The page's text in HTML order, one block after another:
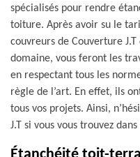
spécialisés pour rendre
toiture. Après avoir su le
couvreurs de Couverture
domaine, vous feront les
en respectant tous les
règle de l’art. En effet, ils
tous vos projets. Ainsi,
J.T si vous vous trouvez